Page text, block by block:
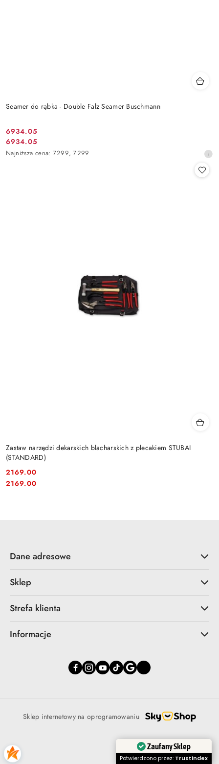
Seamer do rąbka - Double Falz Seamer Buschmann
Cena
promocyjna:
6934.05
Cena
promocyjna:
6934.05
Najniższa
Najniższa cena: 7299, 7299
Zastaw narzędzi dekarskich blacharskich z plecakiem STUBAI
(STANDARD)
Cena:
2169.00
Cena:
2169.00
Dane adresowe
Sklep
Strefa klienta
Informacje
Sklep internetowy na oprogramowaniu
Zaufany Sklep
Potwierdzono przez: Trustindex